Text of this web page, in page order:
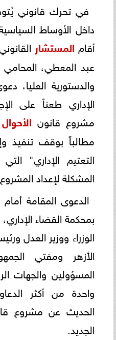
في تحرك قانوني
داخل الأوساط
أقام المستشار
عبد المعطي، المحامي
والدستورية العليا،
الإداري طعناً على
مشروع قانون
مطالباً بوقف تنفيذ
التعتيم الإداري"
المشكلة لإعداد
الدعوى المقامة
بمحكمة القضاء
الوزراء ووزير العدل
الأزهر ومفتي
المسؤولين والجهات
واحدة من أكثر
الحديث عن مشروع
الجديد.